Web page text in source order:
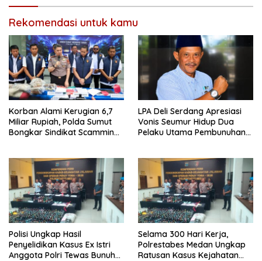
Rekomendasi untuk kamu
Korban Alami Kerugian 6,7
Miliar Rupiah, Polda Sumut
Bongkar Sindikat Scamming
LPA Deli Serdang Apresiasi
Vonis Seumur Hidup Dua
Pelaku Utama Pembunuhan
Polisi Ungkap Hasil
Penyelidikan Kasus Ex Istri
Anggota Polri Tewas Bunuh
Selama 300 Hari Kerja,
Polrestabes Medan Ungkap
Ratusan Kasus Kejahatan